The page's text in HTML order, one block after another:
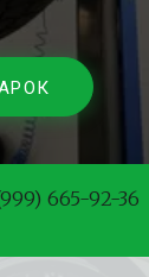
665-92-36